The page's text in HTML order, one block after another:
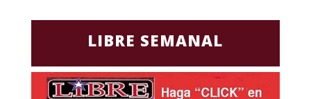
LIBRE SEMANAL